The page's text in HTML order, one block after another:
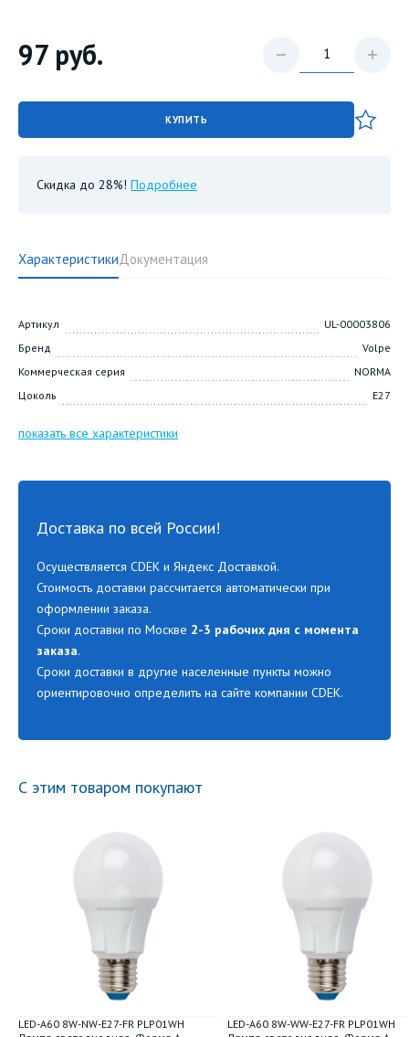
97 руб.
КУПИТЬ
Скидка до 28%! Подробнее
ХарактеристикиДокументация
Артикул
UL-00003806
Бренд
Volpe
Коммерческая серия
NORMA
Цоколь
E27
показать все характеристики
Доставка по всей России!
Осуществляется CDEK и Яндекс Доставкой.
Стоимость доставки рассчитается автоматически при
оформлении заказа.
Сроки доставки по Москве 2-3 рабочих дня с момента
заказа.
Сроки доставки в другие населенные пункты можно
ориентировочно определить на сайте компании CDEK.
С этим товаром покупают
LED-A60 8W-NW-E27-FR PLP01WH
LED-A60 8W-WW-E27-FR PLP01WH